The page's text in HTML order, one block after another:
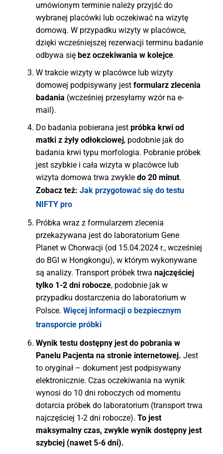
umówionym terminie należy przyjść do
wybranej placówki lub oczekiwać na wizytę
domową. W przypadku wizyty w placówce,
dzięki wcześniejszej rezerwacji terminu badanie
odbywa się bez oczekiwania w kolejce.
W trakcie wizyty w placówce lub wizyty
domowej podpisywany jest formularz zlecenia
badania (wcześniej przesyłamy wzór na e-
mail).
Do badania pobierana jest próbka krwi od
matki z żyły odłokciowej, podobnie jak do
badania krwi typu morfologia. Pobranie próbek
jest szybkie i cała wizyta w placówce lub
wizyta domowa trwa zwykle do 20 minut.
Zobacz też: Jak przygotować się do testu
NIFTY pro
Próbka wraz z formularzem zlecenia
przekazywana jest do laboratorium Gene
Planet w Chorwacji (od 15.04.2024 r., wcześniej
do BGI w Hongkongu), w którym wykonywane
są analizy. Transport próbek trwa najczęściej
tylko 1-2 dni robocze, podobnie jak w
przypadku dostarczenia do laboratorium w
Polsce. Więcej informacji o bezpiecznym
transporcie próbki
Wynik testu dostępny jest do pobrania w
Panelu Pacjenta na stronie internetowej. Jest
to oryginał – dokument jest podpisywany
elektronicznie. Czas oczekiwania na wynik
wynosi do 10 dni roboczych od momentu
dotarcia próbek do laboratorium (transport trwa
najczęściej 1-2 dni robocze). To jest
maksymalny czas, zwykle wynik dostępny jest
szybciej (nawet 5-6 dni).